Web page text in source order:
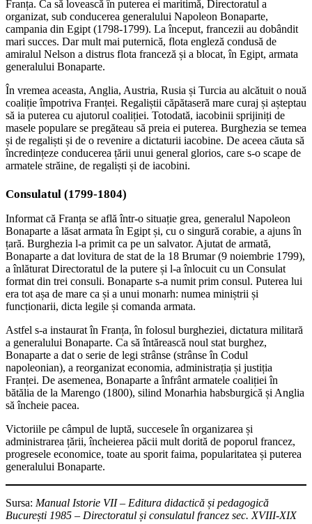
Franța. Ca să lovească în puterea ei maritimă, Directoratul a
organizat, sub conducerea generalului Napoleon Bonaparte,
campania din Egipt (1798-1799). La început, francezii au dobândit
mari succes. Dar mult mai puternică, flota engleză condusă de
amiralul Nelson a distrus flota franceză și a blocat, în Egipt, armata
generalului Bonaparte.
În vremea aceasta, Anglia, Austria, Rusia și Turcia au alcătuit o nouă
coaliție împotriva Franței. Regaliștii căpătaseră mare curaj și așteptau
să ia puterea cu ajutorul coaliției. Totodată, iacobinii sprijiniți de
masele populare se pregăteau să preia ei puterea. Burghezia se temea
și de regaliști și de o revenire a dictaturii iacobine. De aceea căuta să
încredințeze conducerea țării unui general glorios, care s-o scape de
armatele străine, de regaliști și de iacobini.
Consulatul (1799-1804)
Informat că Franța se află într-o situație grea, generalul Napoleon
Bonaparte a lăsat armata în Egipt și, cu o singură corabie, a ajuns în
țară. Burghezia l-a primit ca pe un salvator. Ajutat de armată,
Bonaparte a dat lovitura de stat de la 18 Brumar (9 noiembrie 1799),
a înlăturat Directoratul de la putere și l-a înlocuit cu un Consulat
format din trei consuli. Bonaparte s-a numit prim consul. Puterea lui
era tot așa de mare ca și a unui monarh: numea miniștrii și
funcționarii, dicta legile și comanda armata.
Astfel s-a instaurat în Franța, în folosul burgheziei, dictatura militară
a generalului Bonaparte. Ca să întărească noul stat burghez,
Bonaparte a dat o serie de legi strânse (strânse în Codul
napoleonian), a reorganizat economia, administrația și justiția
Franței. De asemenea, Bonaparte a înfrânt armatele coaliției în
bătălia de la Marengo (1800), silind Monarhia habsburgică și Anglia
să încheie pacea.
Victoriile pe câmpul de luptă, succesele în organizarea și
administrarea țării, încheierea păcii mult dorită de poporul francez,
progresele economice, toate au sporit faima, popularitatea și puterea
generalului Bonaparte.
Sursa: Manual Istorie VII – Editura didactică și pedagogică
București 1985 – Directoratul și consulatul francez sec. XVIII-XIX